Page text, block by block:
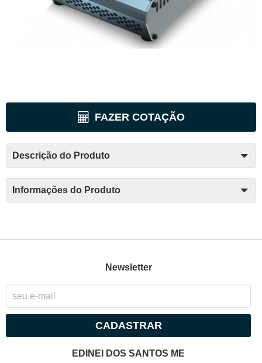
FAZER COTAÇÃO
Descrição do Produto
Informações do Produto
Newsletter
CADASTRAR
EDINEI DOS SANTOS ME